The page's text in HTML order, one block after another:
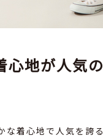
心地が人気
な着心地で人気を